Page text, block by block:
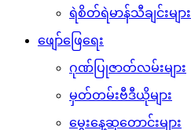
ရဲစိတ်ရဲမာန်သီချင်းများ
ဖျော်ဖြေရေး
ဂုဏ်ပြုဇာတ်လမ်းများ
မှတ်တမ်းဗီဒီယိုများ
မွေးနေ့ဆုတောင်းများ